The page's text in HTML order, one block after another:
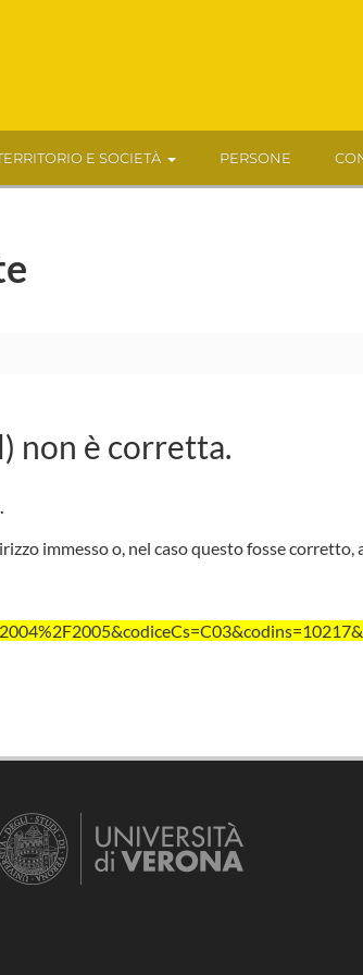
E SOCIETÀ PERSONE
non è corretta.
immesso o, nel caso questo fosse